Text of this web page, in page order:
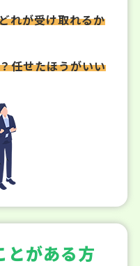
れが受け取れるか
任せたほうがいい
とがある方